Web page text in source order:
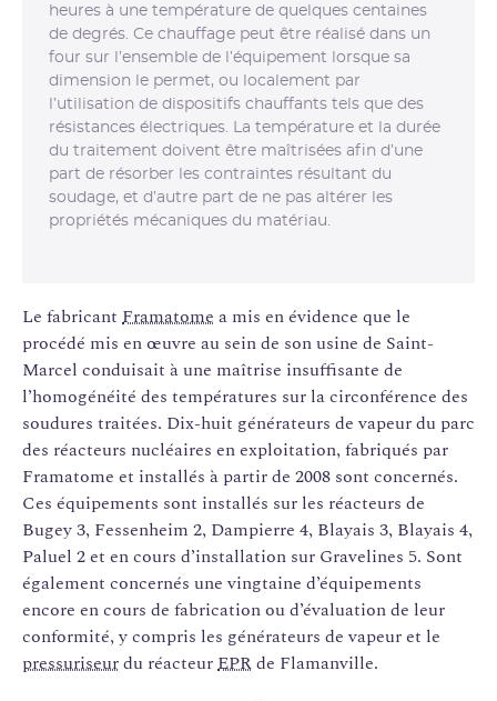
heures à une température de quelques centaines
de degrés. Ce chauffage peut être réalisé dans un
four sur l’ensemble de l’équipement lorsque sa
dimension le permet, ou localement par
l’utilisation de dispositifs chauffants tels que des
résistances électriques. La température et la durée
du traitement doivent être maîtrisées afin d’une
part de résorber les contraintes résultant du
soudage, et d’autre part de ne pas altérer les
propriétés mécaniques du matériau.
Le fabricant Framatome a mis en évidence que le
procédé mis en œuvre au sein de son usine de Saint-
Marcel conduisait à une maîtrise insuffisante de
l’homogénéité des températures sur la circonférence des
soudures traitées. Dix-huit générateurs de vapeur du parc
des réacteurs nucléaires en exploitation, fabriqués par
Framatome et installés à partir de 2008 sont concernés.
Ces équipements sont installés sur les réacteurs de
Bugey 3, Fessenheim 2, Dampierre 4, Blayais 3, Blayais 4,
Paluel 2 et en cours d’installation sur Gravelines 5. Sont
également concernés une vingtaine d’équipements
encore en cours de fabrication ou d’évaluation de leur
conformité, y compris les générateurs de vapeur et le
pressuriseurdu réacteurEPRde Flamanville.